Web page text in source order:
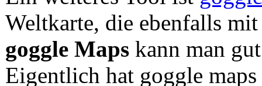
Weltkarte, die ebenfalls
goggle Mapskann man
Eigentlich hat goggle